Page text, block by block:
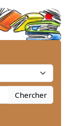
Chercher